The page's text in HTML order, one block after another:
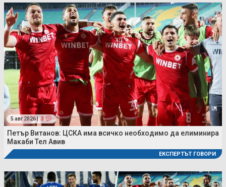
5 авг 2026 | 3
Петър Витанов: ЦСКА има всичко необходимо да елиминира
Макаби Тел Авив
ЕКСПЕРТЪТ ГОВОРИ